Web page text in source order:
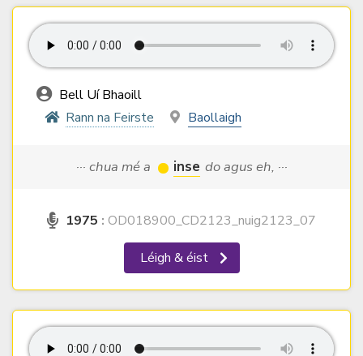
Bell Uí Bhaoill
Rann na Feirste
Baollaigh
··· chua mé a inse do agus eh, ···
1975 : OD018900_CD2123_nuig2123_07
Léigh & éist